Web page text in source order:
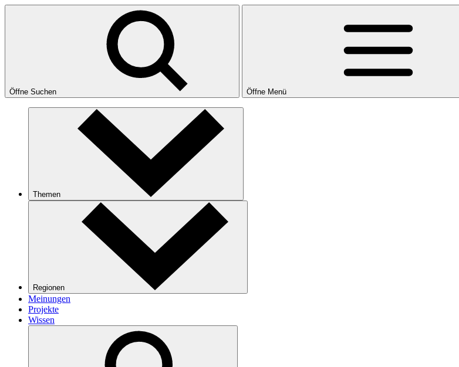
Öffne Suchen Öffne Menü
Themen
Regionen
Meinungen
Projekte
Wissen